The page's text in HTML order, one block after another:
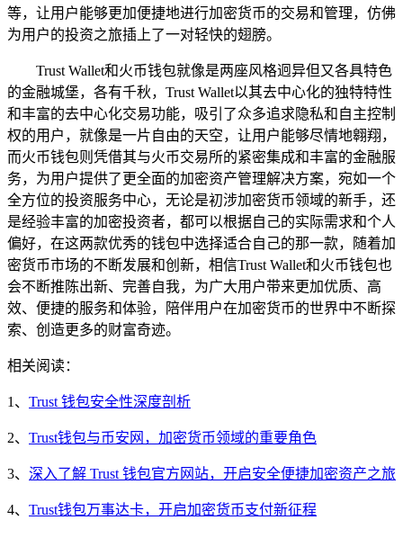
等，让用户能够更加便捷地进行加密货币的交易和管理，仿佛
为用户的投资之旅插上了一对轻快的翅膀。
Trust Wallet和火币钱包就像是两座风格迥异但又各具特色
的金融城堡，各有千秋，Trust Wallet以其去中心化的独特特性
和丰富的去中心化交易功能，吸引了众多追求隐私和自主控制
权的用户，就像是一片自由的天空，让用户能够尽情地翱翔，
而火币钱包则凭借其与火币交易所的紧密集成和丰富的金融服
务，为用户提供了更全面的加密资产管理解决方案，宛如一个
全方位的投资服务中心，无论是初涉加密货币领域的新手，还
是经验丰富的加密投资者，都可以根据自己的实际需求和个人
偏好，在这两款优秀的钱包中选择适合自己的那一款，随着加
密货币市场的不断发展和创新，相信Trust Wallet和火币钱包也
会不断推陈出新、完善自我，为广大用户带来更加优质、高
效、便捷的服务和体验，陪伴用户在加密货币的世界中不断探
索、创造更多的财富奇迹。
相关阅读：
1、 Trust 钱包安全性深度剖析
2、 Trust钱包与币安网，加密货币领域的重要角色
3、 深入了解 Trust 钱包官方网站，开启安全便捷加密资产之旅
4、 Trust钱包万事达卡，开启加密货币支付新征程